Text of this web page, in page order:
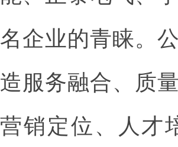
名企业的青睐。
造服务融合、质
营销定位、人才